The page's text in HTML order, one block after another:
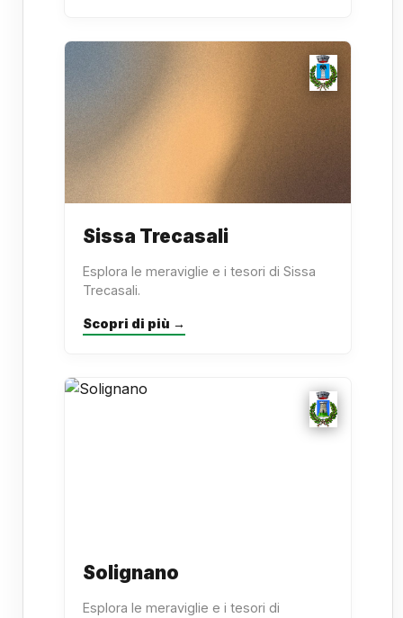
Sissa Trecasali
Esplora le meraviglie e i tesori di Sissa
Trecasali.
Scopri di più →
Solignano
Esplora le meraviglie e i tesori di